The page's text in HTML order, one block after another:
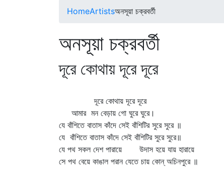
HomeArtistsঅনসূয়া চক্রবর্তী
অনসূয়া চক্রবর্তী
দূরে কোথায় দূরে দূরে
দূরে কোথায় দূরে দূরে
আমার মন বেড়ায় গো ঘুরে ঘুরে।
যে বাঁশিতে বাতাস কাঁদে সেই বাঁশিটির সুরে সুরে ॥
যে বাঁশিতে বাতাস কাঁদে সেই বাঁশিটির সুরে সুরে॥
যে পথ সকল দেশ পারায়ে উদাস হয়ে যায় হারায়ে
সে পথ বেয়ে কাঙাল পরান যেতে চায় কোন্‌ অচিনপুরে ॥